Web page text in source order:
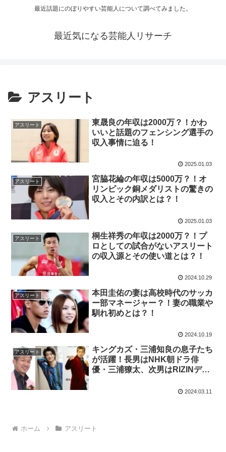
最近話題にのぼりやすい芸能人について調べてみました。
最近気になる芸能人リサーチ
アスリート
アスリート
東晟良の年収は2000万？！かわ
いいと話題のフェンシング選手の
収入事情に迫る！
2025.01.03
アスリート
宮脇花綸の年収は5000万？！オ
リンピック銅メダリストの驚きの
収入とその内訳とは？！
2025.01.03
アスリート
桐生祥秀の年収は2000万？！プ
ロとしての試合がないアスリート
の収入源とその使い道とは？！
2024.10.29
アスリート
本田圭佑の妻は高校時代のサッカ
ー部マネージャー？！妻の職業や
馴れ初めとは？！
2024.10.19
アスリート
キングカズ・三浦知良の息子たち
が活躍！長男はNHK朝ドラ俳
優・三浦獠太、次男はRIZINデビ
2024.03.11
ホーム アスリート